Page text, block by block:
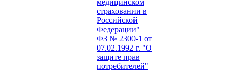
медицинском
страховании в
Российской
Федерации"
ФЗ № 2300-1 от
07.02.1992 г. "О
защите прав
потребителей"